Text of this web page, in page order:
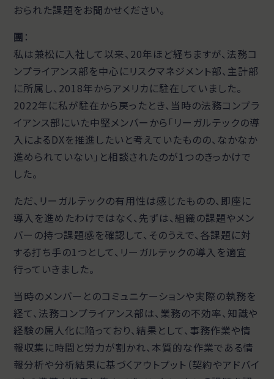
おられた課題をお聞かせください。
團 ：
私は兼松に入社して以来、20年ほど経ちますが、法務コ
ンプライアンス部を中心にリスクマネジメント部、主計部
に所属し、2018年からアメリカに駐在していました。
2022年に私が駐在から戻ったとき、当時の法務コンプラ
イアンス部にいた中堅メンバーから「リーガルテックの導
入によるDXを推進したいと考えていたものの、なかなか
進められていない」と相談されたのが1つのきっかけで
した。
ただ、リーガルテックの有用性は感じたものの、即座に
導入を進めたわけではなく、先ずは、組織の課題やメン
バーの持つ課題感を確認して、そのうえで、各課題に対
する打ち手の1つとして、リーガルテックの導入を適宜
行っていきました。
当時のメンバーとのコミュニケーションや実際の執務を
経て、法務コンプライアンス部は、業務の不効率、知識や
経験の属人化に陥っており、結果として、事務作業や情
報収集に時間と労力が割かれ、本質的な作業である情
報分析や分析結果に基づくアウトプット（契約やアドバイ